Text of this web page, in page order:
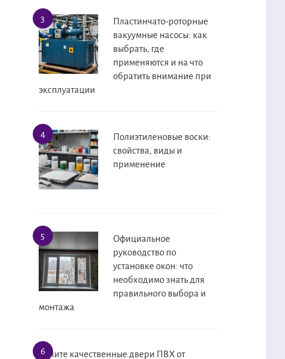
Пластинчато-роторные
вакуумные насосы: как
выбрать, где
применяются и на что
обратить внимание при
эксплуатации
Полиэтиленовые воски:
свойства, виды и
применение
Официальное
руководство по
установке окон: что
необходимо знать для
правильного выбора и
монтажа
Купите качественные двери ПВХ от